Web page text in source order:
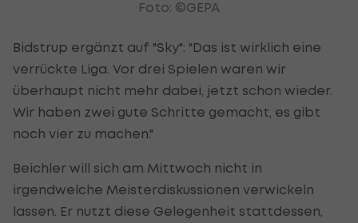
Foto: ©GEPA
Bidstrup ergänzt auf "Sky": "Das ist wirklich eine
verrückte Liga. Vor drei Spielen waren wir
überhaupt nicht mehr dabei, jetzt schon wieder.
Wir haben zwei gute Schritte gemacht, es gibt
noch vier zu machen."
Beichler will sich am Mittwoch nicht in
irgendwelche Meisterdiskussionen verwickeln
lassen. Er nutzt diese Gelegenheit stattdessen,